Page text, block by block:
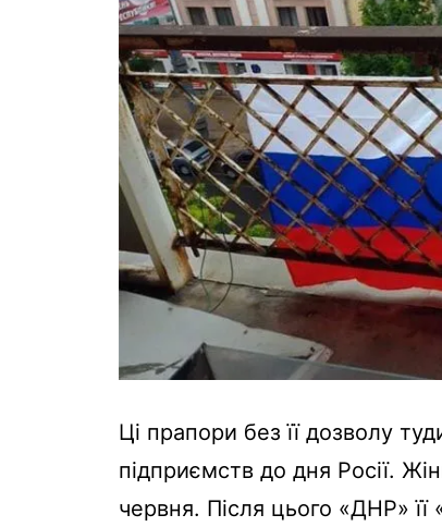
Ці прапори без її дозволу
підприємств до дня Росії.
червня. Після цього «ДНР»